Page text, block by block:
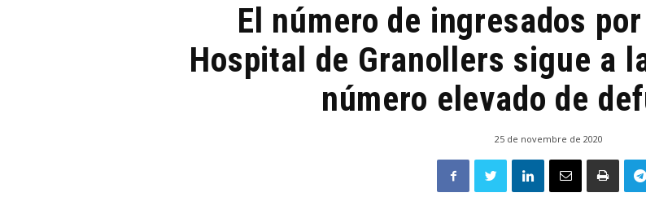
El número de ingresados
Hospital de Granollers sigue a
número elevado de
25 de novembre de 2020